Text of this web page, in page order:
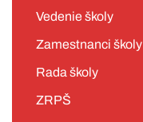
Vedenie školy
Zamestnanci školy
Rada školy
ZRPŠ